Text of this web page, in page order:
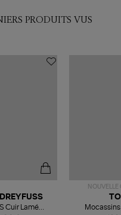
PRODUITS VUS
Cuir Lamé
NOUVELLE